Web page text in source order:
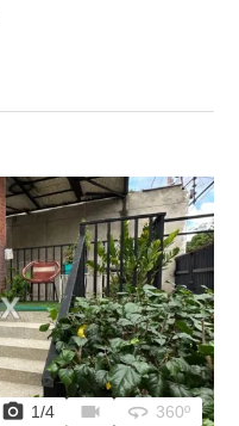
photo_camera 1/4 videocam 360 360º